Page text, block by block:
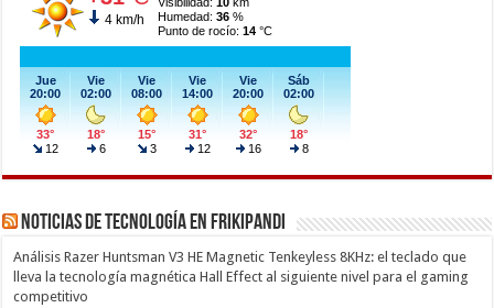
Noticias de Tecnología en Frikipandi
Análisis Razer Huntsman V3 HE Magnetic Tenkeyless 8KHz: el teclado que
lleva la tecnología magnética Hall Effect al siguiente nivel para el gaming
competitivo